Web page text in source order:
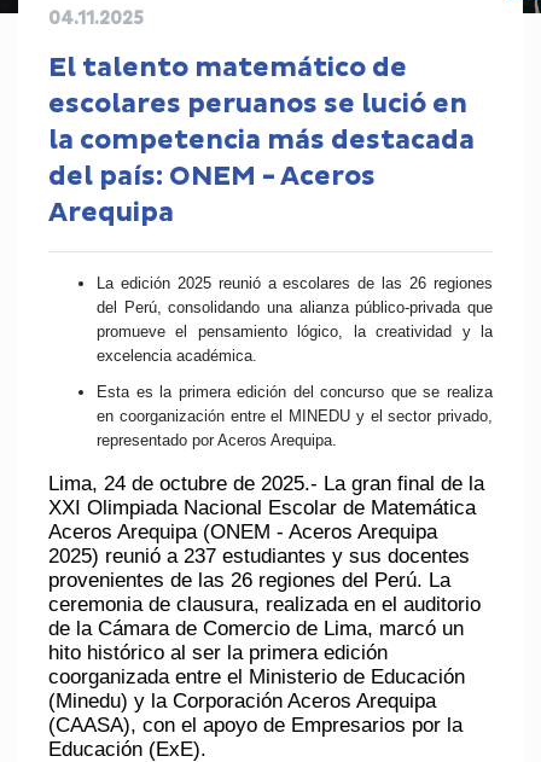
04.11.2025
El talento matemático de
escolares peruanos se lució en
la competencia más destacada
del país: ONEM - Aceros
Arequipa
La edición 2025 reunió a escolares de las 26 regiones
del Perú, consolidando una alianza público-privada que
promueve el pensamiento lógico, la creatividad y la
excelencia académica.
Esta es la primera edición del concurso que se realiza
en coorganización entre el MINEDU y el sector privado,
representado por Aceros Arequipa.
Lima, 24 de octubre de 2025.- La gran final de la
XXI Olimpiada Nacional Escolar de Matemática
Aceros Arequipa(ONEM - Aceros Arequipa
2025) reunió a 237 estudiantes y sus docentes
provenientes de las 26 regiones del Perú. La
ceremonia de clausura, realizada en el auditorio
de la Cámara de Comercio de Lima, marcó un
hito histórico al ser la primera edición
coorganizada entre el Ministerio de Educación
(Minedu) y la Corporación Aceros Arequipa
(CAASA), con el apoyo de Empresarios por la
Educación (ExE).